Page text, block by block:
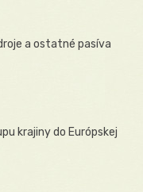
a ostatné pasíva
krajiny do Európskej